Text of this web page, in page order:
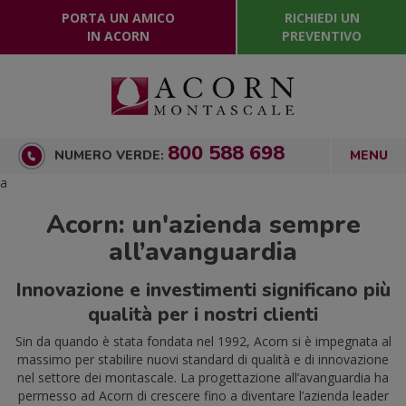
PORTA UN AMICO
IN ACORN
RICHIEDI UN
PREVENTIVO
NUMERO VERDE: 800 588 698
a
Acorn: un'azienda sempre
all’avanguardia
Innovazione e investimenti significano più
qualità per i nostri clienti
Sin da quando è stata fondata nel 1992, Acorn si è impegnata al
massimo per stabilire nuovi standard di qualità e di innovazione
nel settore dei montascale. La progettazione all’avanguardia ha
permesso ad Acorn di crescere fino a diventare l’azienda leader